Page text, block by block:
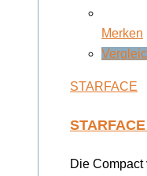
Merken
STARFACE
Die